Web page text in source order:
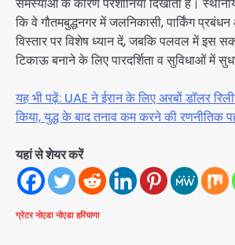
कि वे गौतमबुद्धनगर में जलनिकासी, पार्किंग
विस्तार पर विशेष ध्यान दें, जबकि पलवल में इस
टिकाऊ बनाने के लिए पारदर्शिता व सुविधाओं में
यह भी पढ़ें: UAE ने ईरान के लिए अरबों डॉलर
किया, युद्ध के बाद तनाव कम करने की रणनीतिक
यहां से शेयर करें
ग्रेटर नोएडा नोएडा हरियाणा